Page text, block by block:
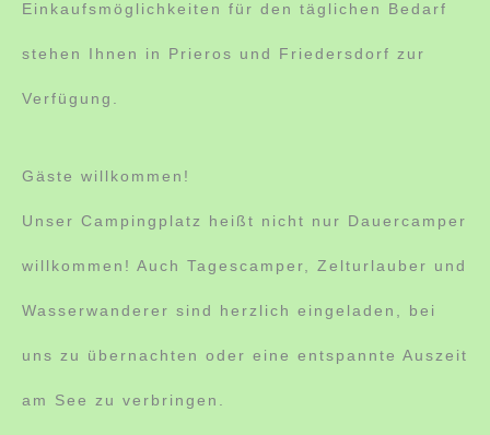
Einkaufsmöglichkeiten für den täglichen Bedarf
stehen Ihnen in Prieros und Friedersdorf zur
Verfügung.
Gäste willkommen!
Unser Campingplatz heißt nicht nur Dauercamper
willkommen! Auch Tagescamper, Zelturlauber und
Wasserwanderer sind herzlich eingeladen, bei
uns zu übernachten oder eine entspannte Auszeit
am See zu verbringen.